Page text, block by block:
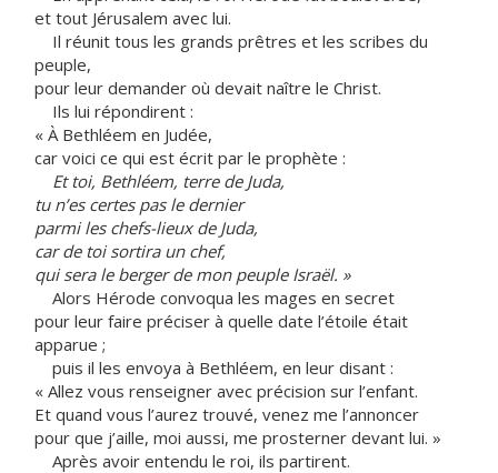
et tout Jérusalem avec lui.
Il réunit tous les grands prêtres et les scribes du
peuple,
pour leur demander où devait naître le Christ.
Ils lui répondirent :
« À Bethléem en Judée,
car voici ce qui est écrit par le prophète :
Et toi, Bethléem, terre de Juda,
tu n’es certes pas le dernier
parmi les chefs-lieux de Juda,
car de toi sortira un chef,
qui sera le berger de mon peuple Israël. »
Alors Hérode convoqua les mages en secret
pour leur faire préciser à quelle date l’étoile était
apparue ;
puis il les envoya à Bethléem, en leur disant :
« Allez vous renseigner avec précision sur l’enfant.
Et quand vous l’aurez trouvé, venez me l’annoncer
pour que j’aille, moi aussi, me prosterner devant lui. »
Après avoir entendu le roi, ils partirent.